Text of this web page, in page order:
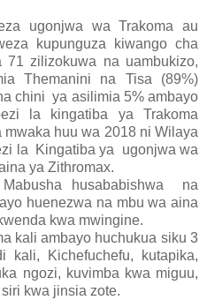
ugonjwa wa Trakoma au
kupunguza kiwango cha
71 zilizokuwa na uambukizo,
Themanini na Tisa (89%)
chini ya asilimia 5% ambayo
la kingatiba ya Trakoma
huu wa 2018 ni Wilaya
la Kingatiba ya ugonjwa wa
ya Zithromax.
husababishwa na
huenezwa na mbu wa aina
kwa mwingine.
kali ambayo huchukua siku 3
Kichefuchefu, kutapika,
ngozi, kuvimba kwa miguu,
kwa jinsia zote.